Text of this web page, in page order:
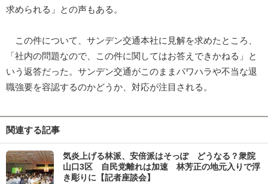
求められる」との声もある。
この件について、サンデン交通本社に見解を求めたところ、
「社内の問題なので、この件に関してはお答えできかねる」と
いう返答だった。サンデン交通がこのままパワハラや不当な退
職強要を容認するのかどうか、対応が注目される。
関連する記事
気炎上げる林派、安倍派はそっぽ どうなる？衆院
山口3区 自民党離れは加速 林芳正の地元入りで浮
き彫りに【記者座談会】